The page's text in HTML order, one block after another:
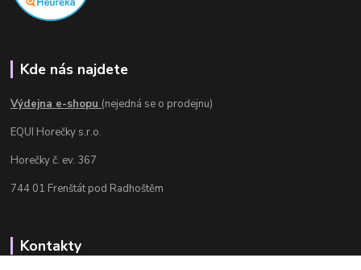
Kde nás najdete
Výdejna e-shopu (nejedná se o prodejnu)
EQUI Horečky s.r.o.
Horečky č. ev. 367
744 01 Frenštát pod Radhoštěm
Kontakty